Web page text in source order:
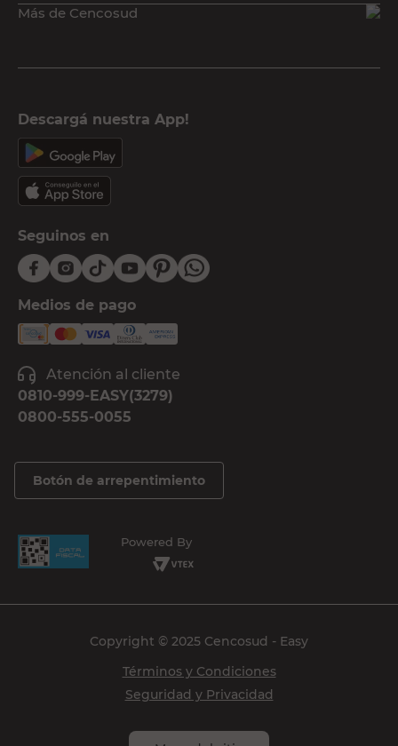
Más de Cencosud
Descargá nuestra App!
Seguinos en
Medios de pago
Atención al cliente
0810-999-EASY(3279)
0800-555-0055
Botón de arrepentimiento
Powered By
Copyright © 2025 Cencosud - Easy
Términos y Condiciones
Seguridad y Privacidad